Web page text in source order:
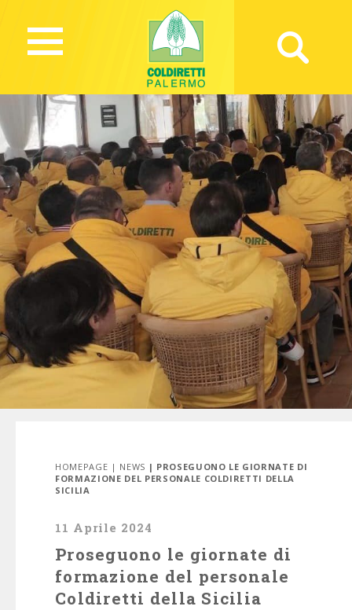
HOMEPAGE | NEWS | PROSEGUONO LE GIORNATE DI
FORMAZIONE DEL PERSONALE COLDIRETTI DELLA
SICILIA
11 Aprile 2024
Proseguono le giornate di
formazione del personale
Coldiretti della Sicilia